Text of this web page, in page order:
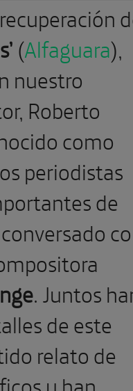
(Alfaguara),
nuestro
Roberto
como
periodistas
de
. Juntos
de este
relato de